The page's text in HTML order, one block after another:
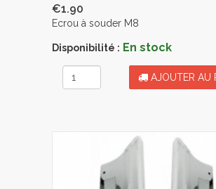
€1.90
Ecrou à souder M8
Disponibilité : En stock
AJOUTER AU